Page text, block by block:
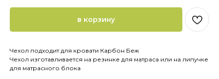
в корзину
Чехол подходит для кровати Карбон Беж
Чехол изготавливается на резинке для матраса или на липучке
для матрасного блока